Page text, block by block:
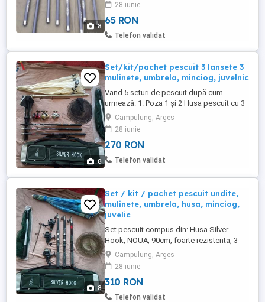
8
28 iunie
65 RON
Telefon validat
8
Set/kit/pachet pescuit 3 lansete 3
mulinete, umbrela, minciog, juvelnic
Vand 5 seturi de pescuit după cum
urmează: 1. Poza 1 și 2 Husa pescuit cu 3
compartimente mari principale și 3
buzunare laterale, 3 lansete telescopice
2.1m cu mulinete, scaunel pescuit,
umbrela, suport umbrela foarte practic,
juvelnic, minciog - preț set 270 ron 2. Poza
Campulung, Arges
28 iunie
270 RON
Telefon validat
8
Set / kit / pachet pescuit undite,
mulinete, umbrela, husa, minciog,
juvelic
Set pescuit compus din: Husa Silver
Hook, NOUA, 90cm, foarte rezistenta, 3
compartimente mari principale, 3
buzunare laterale, 3 lansete 3,6m acțiune
15-180g, 3 mulinete, umbrela, suport
umbrela, juvelnic, minciog Lansetele și
mulinetele sunt pescuite dar far defecte
Campulung, Arges
28 iunie
310 RON
Telefon validat